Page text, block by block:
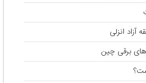
آزاد انزلی